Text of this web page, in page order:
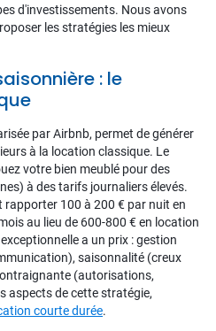
d'investissements. Nous avons
les stratégies les mieux
: le
par Airbnb, permet de générer
à la location classique. Le
votre bien meublé pour des
à des tarifs journaliers élevés.
rapporter 100 à 200 € par nuit en
au lieu de 600-800 € en location
a un prix : gestion
saisonnalité (creux
(autorisations,
aspects de cette stratégie,
courte durée.